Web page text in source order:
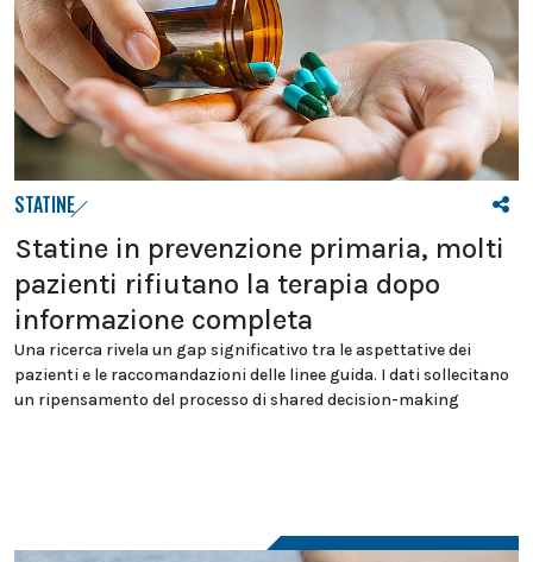
STATINE
Statine in prevenzione primaria, molti
pazienti rifiutano la terapia dopo
informazione completa
Una ricerca rivela un gap significativo tra le aspettative dei
pazienti e le raccomandazioni delle linee guida. I dati sollecitano
un ripensamento del processo di shared decision-making